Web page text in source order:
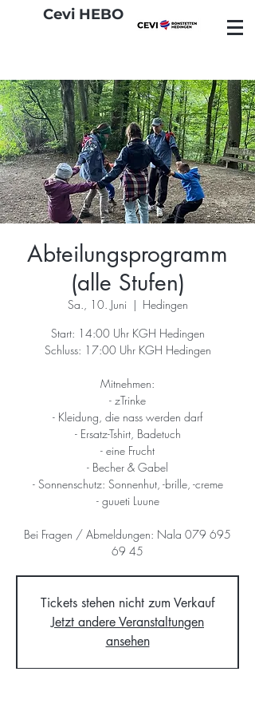
Cevi HEBO
Abteilungsprogramm
(alle Stufen)
Sa., 10. Juni
  |
Hedingen
Start: 14:00 Uhr KGH Hedingen
Schluss: 17:00 Uhr KGH Hedingen
Mitnehmen:
- zTrinke
- Kleidung, die nass werden darf
- Ersatz-Tshirt, Badetuch
- eine Frucht
- Becher & Gabel
- Sonnenschutz: Sonnenhut, -brille, -creme
- guueti Luune
Bei Fragen / Abmeldungen: Nala 079 695
69 45
Tickets stehen nicht zum Verkauf
Jetzt andere Veranstaltungen
ansehen